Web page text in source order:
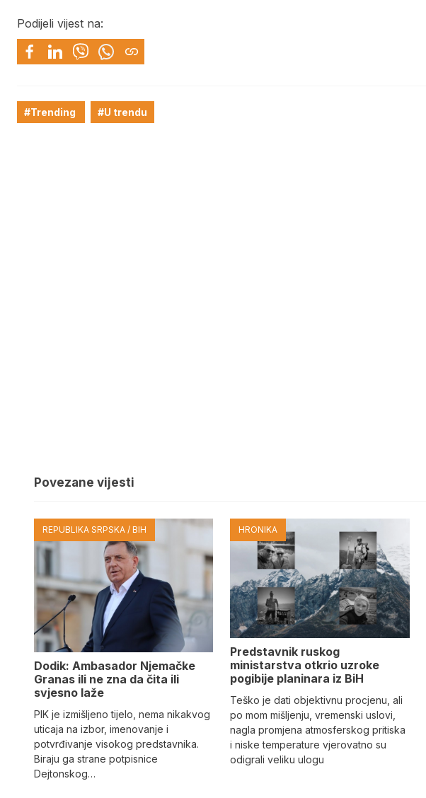
Podijeli vijest na:
#Trending #U trendu
Povezane vijesti
REPUBLIKA SRPSKA / BIH
Dodik: Ambasador Njemačke
Granas ili ne zna da čita ili
svjesno laže
PIK je izmišljeno tijelo, nema nikakvog
uticaja na izbor, imenovanje i
potvrđivanje visokog predstavnika.
Biraju ga strane potpisnice
Dejtonskog…
HRONIKA
Predstavnik ruskog
ministarstva otkrio uzroke
pogibije planinara iz BiH
Teško je dati objektivnu procjenu, ali
po mom mišljenju, vremenski uslovi,
nagla promjena atmosferskog pritiska
i niske temperature vjerovatno su
odigrali veliku ulogu